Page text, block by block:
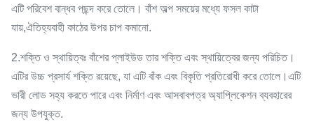
এটি পরিবেশ বান্ধব পছন্দ করে তোলে। বাঁশ অল্প সময়ের মধ্যে ফসল কাটা
যায়,ঐতিহ্যবাহী কাঠের উপর চাপ কমানো.
2.শক্তি ও স্থায়িত্বঃ বাঁশের প্লাইউড তার শক্তি এবং স্থায়িত্বের জন্য পরিচিত।
এটির উচ্চ প্রসার্য শক্তি রয়েছে, যা এটি বাঁক এবং বিকৃতি প্রতিরোধী করে তোলে।এটি
ভারী লোড সহ্য করতে পারে এবং নির্মাণ এবং আসবাবপত্র অ্যাপ্লিকেশন ব্যবহারের
জন্য উপযুক্ত.